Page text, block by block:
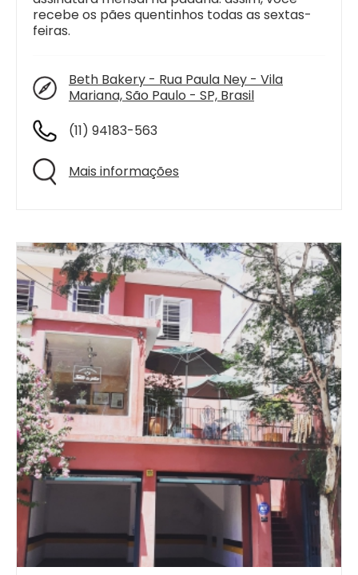
recebe os pães quentinhos todas as sextas-
feiras.
Beth Bakery - Rua Paula Ney - Vila
Mariana, São Paulo - SP, Brasil
(11) 94183-563
Mais informações